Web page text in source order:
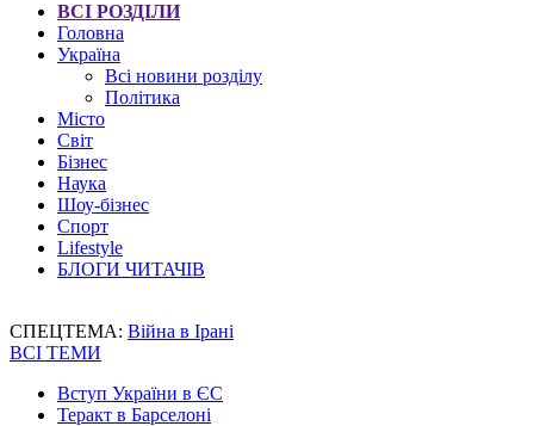
ВСІ РОЗДІЛИ
Головна
Україна
Всі новини розділу
Політика
Місто
Світ
Бізнес
Наука
Шоу-бізнес
Спорт
Lifestyle
БЛОГИ ЧИТАЧІВ
СПЕЦТЕМА: Війна в Ірані
ВСІ ТЕМИ
Вступ України в ЄС
Теракт в Барселоні